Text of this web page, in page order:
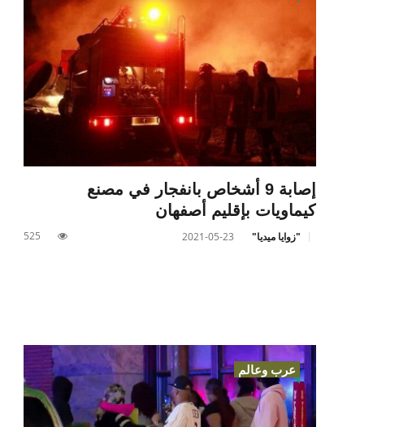
إصابة 9 أشخاص بانفجار في مصنع
كيماويات بإقليم أصفهان
"زوايا ميديا" 2021-05-23
525
عرب وعالم